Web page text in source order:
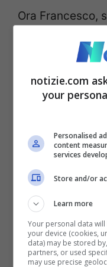
Ora Francesco,
Luis Badilla “Il
programma di
ambasciatore,
dell’Ucraina
Yurash,
ucraini.
Andrii Yurash
notizie.com
your
Personalised
content
services
Store and/or
Learn more
Your personal data
your device (cookies,
data) may be stored
partners, or used
may use precise